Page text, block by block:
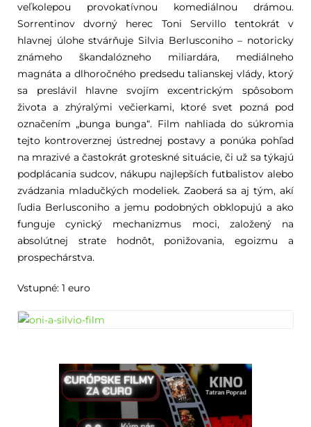
veľkolepou provokatívnou komediálnou drámou.
Sorrentinov dvorný herec Toni Servillo tentokrát v
hlavnej úlohe stvárňuje Silvia Berlusconiho – notoricky
známeho škandalózneho miliardára, mediálneho
magnáta a dlhoročného predsedu talianskej vlády, ktorý
sa preslávil hlavne svojím excentrickým spôsobom
života a zhýralými večierkami, ktoré svet pozná pod
označením „bunga bunga“. Film nahliada do súkromia
tejto kontroverznej ústrednej postavy a ponúka pohľad
na mrazivé a častokrát groteskné situácie, či už sa týkajú
podplácania sudcov, nákupu najlepších futbalistov alebo
zvádzania mladučkých modeliek. Zaoberá sa aj tým, akí
ľudia Berlusconiho a jemu podobných obklopujú a ako
funguje cynický mechanizmus moci, založený na
absolútnej strate hodnôt, ponižovania, egoizmu a
prospechárstva.
Vstupné: 1 euro